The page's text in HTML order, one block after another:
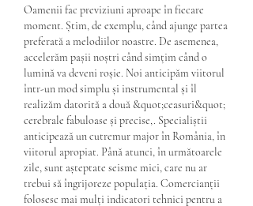
Oamenii fac previziuni aproape în fiecare
moment. Știm, de exemplu, când ajunge partea
preferată a melodiilor noastre. De asemenea,
accelerăm pașii noștri când simțim când o
lumină va deveni roșie. Noi anticipăm viitorul
într-un mod simplu și instrumental și îl
realizăm datorită a două &quot;ceasuri&quot;
cerebrale fabuloase și precise,. Specialiștii
anticipează un cutremur major în România, în
viitorul apropiat. Până atunci, în următoarele
zile, sunt așteptate seisme mici, care nu ar
trebui să îngrijoreze populația. Comercianții
folosesc mai mulți indicatori tehnici pentru a